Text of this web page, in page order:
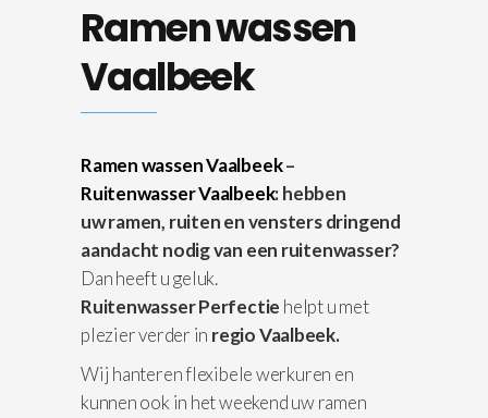
Ramen wassen
Vaalbeek
Ramen wassen Vaalbeek–
Ruitenwasser Vaalbeek: hebben
uw ramen, ruiten en vensters dringend
aandacht nodig van een ruitenwasser?
Dan heeft u geluk.
Ruitenwasser Perfectie helpt u met
plezier verder in regio Vaalbeek.
Wij hanteren flexibele werkuren en
kunnen ook in het weekend uw ramen